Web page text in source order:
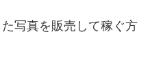
写真を販売して稼ぐ方